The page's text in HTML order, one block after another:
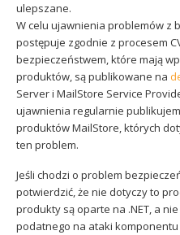
ulepszane.
W celu ujawnienia problemów z
postępuje zgodnie z procesem
bezpieczeństwem, które mają
produktów, są publikowane na
Server i MailStore Service
ujawnienia regularnie
produktów MailStore, których
ten problem.
Jeśli chodzi o problem
potwierdzić, że nie dotyczy to
produkty są oparte na .NET, a
podatnego na ataki